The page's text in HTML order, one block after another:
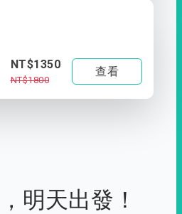
NT$1350
NT$1800
查看
明天出發！